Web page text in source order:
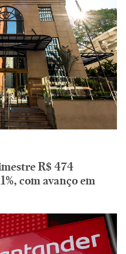
R$ 474
com avanço em